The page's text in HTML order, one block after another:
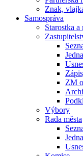
Znak,
Samospráva
Starostka a
ZM
Výbory
Rada města